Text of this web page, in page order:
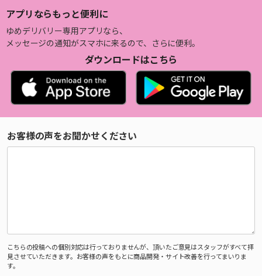
アプリならもっと便利に
ゆめデリバリー専用アプリなら、
メッセージの通知がスマホに来るので、さらに便利。
ダウンロードはこちら
お客様の声をお聞かせください
こちらの投稿への個別対応は行っておりませんが、頂いたご意見はスタッフがすべて拝
見させていただきます。お客様の声をもとに商品開発・サイト改善を行ってまいりま
す。